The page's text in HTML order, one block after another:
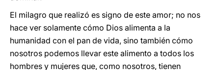
El milagro que realizó es signo de este amor; no nos
hace ver solamente cómo Dios alimenta a la
humanidad con el pan de vida, sino también cómo
nosotros podemos llevar este alimento a todos los
hombres y mujeres que, como nosotros, tienen